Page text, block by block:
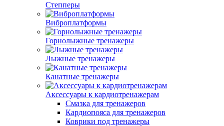
Степперы
Виброплатформы
Горнолыжные тренажеры
Лыжные тренажеры
Канатные тренажеры
Аксессуары к кардиотренажерам
Смазка для тренажеров
Кардиопояса для тренажеров
Коврики под тренажеры